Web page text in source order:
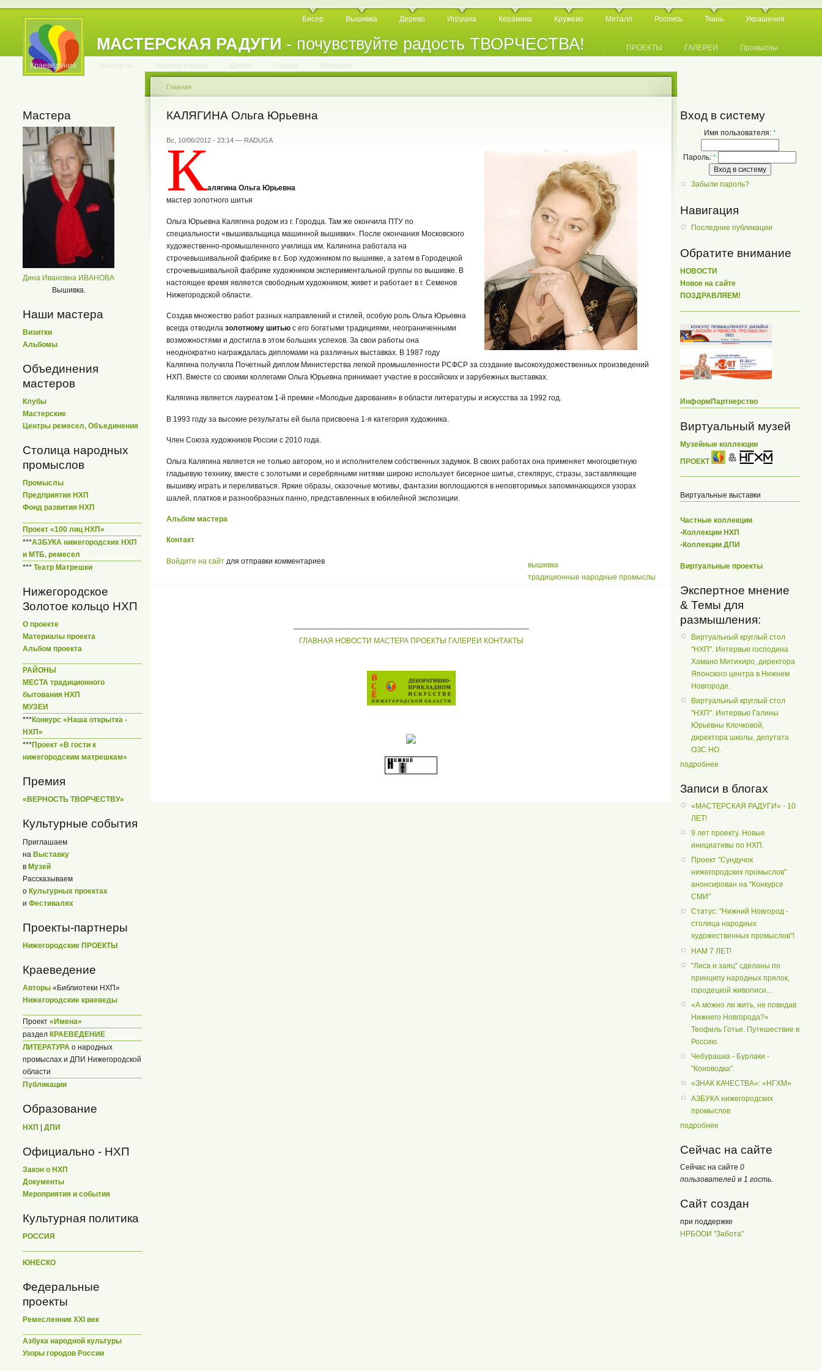
МАСТЕРСКАЯ РАДУГИ - почувствуйте радость ТВОРЧЕСТВА!
Бисер Вышивка Дерево Игрушка Керамика Кружево Металл Роспись Ткань Украшения
. . . . . . . . . . . . . . . . . . . . . . . . . ПРОЕКТЫ ГАЛЕРЕИ Промыслы
Краеведение Эксперты Мастер-классы Добро Радуга Контакты
Мастера
Дина Ивановна ИВАНОВА
Вышивка.
Наши мастера
Визитки
Альбомы
Объединения
мастеров
Клубы
Мастерские
Центры ремесел, Объединения
Столица народных
промыслов
Промыслы
Предприятия НХП
Фонд развития НХП
Проект «100 лиц НХП»
***АЗБУКА нижегородских НХП
и МТБ, ремесел
*** Театр Матрешки
Нижегородское
Золотое кольцо НХП
О проекте
Материалы проекта
Альбом проекта
РАЙОНЫ
МЕСТА традиционного
бытования НХП
МУЗЕИ
***Конкурс «Наша открытка -
НХП»
***Проект «В гости к
нижегородским матрешкам»
Премия
«ВЕРНОСТЬ ТВОРЧЕСТВУ»
Культурные события
Приглашаем
на Выставку
в Музей
Рассказываем
о Культурных проектах
и Фестивалях
Проекты-партнеры
Нижегородские ПРОЕКТЫ
Краеведение
Авторы «Библиотеки НХП»
Нижегородские краеведы
Проект «Имена»
раздел КРАЕВЕДЕНИЕ
ЛИТЕРАТУРА о народных
промыслах и ДПИ Нижегородской
области
Публикации
Образование
НХП | ДПИ
Официально - НХП
Закон о НХП
Документы
Мероприятия и события
Культурная политика
РОССИЯ
ЮНЕСКО
Федеральные
проекты
Ремесленник XXI век
Азбука народной культуры
Узоры городов России
Главная
КАЛЯГИНА Ольга Юрьевна
Вс, 10/06/2012 - 23:14 — RADUGA
Калягина Ольга Юрьевна
мастер золотного шитья
Ольга Юрьевна Калягина родом из г. Городца. Там же окончила ПТУ по
специальности «вышивальщица машинной вышивки». После окончания Московского
художественно-промышленного училища им. Калинина работала на
строчевышивальной фабрике в г. Бор художником по вышивке, а затем в Городецкой
строчевышивальной фабрике художником экспериментальной группы по вышивке. В
настоящее время является свободным художником, живет и работает в г. Семенов
Нижегородской области.
Создав множество работ разных направлений и стилей, особую роль Ольга Юрьевна
всегда отводила золотному шитью с его богатыми традициями, неограниченными
возможностями и достигла в этом больших успехов. За свои работы она
неоднократно награждалась дипломами на различных выставках. В 1987 году
Калягина получила Почетный диплом Министерства легкой промышленности РСФСР за создание высокохудожественных произведений
НХП. Вместе со своими коллегами Ольга Юрьевна принимает участие в российских и зарубежных выставках.
Калягина является лауреатом 1-й премии «Молодые дарования» в области литературы и искусства за 1992 год.
В 1993 году за высокие результаты ей была присвоена 1-я категория художника.
Член Союза художников России с 2010 года.
Ольга Калягина является не только автором, но и исполнителем собственных задумок. В своих работах она применяет многоцветную
гладьевую технику, вместе с золотыми и серебряными нитями широко использует бисерное шитье, стеклярус, стразы, заставляющие
вышивку играть и переливаться. Яркие образы, сказочные мотивы, фантазии воплощаются в неповторимых запоминающихся узорах
шалей, платков и разнообразных панно, представленных в юбилейной экспозиции.
Альбом мастера
Контакт
вышивка
традиционные народные промыслы
Войдите на сайт для отправки комментариев
ГЛАВНАЯ НОВОСТИ МАСТЕРА ПРОЕКТЫ ГАЛЕРЕИ КОНТАКТЫ
Вход в систему
Имя пользователя: *
Пароль: *
Забыли пароль?
Навигация
Последние публикации
Обратите внимание
НОВОСТИ
Новое на сайте
ПОЗДРАВЛЯЕМ!
ИнформПартнерство
Виртуальный музей
Музейные коллекции
ПРОЕКТ
Виртуальные выставки
Частные коллекции
-Коллекции НХП
-Коллекции ДПИ
Виртуальные проекты
Экспертное мнение
& Темы для
размышления:
Виртуальный круглый стол
"НХП". Интервью господина
Хамано Митихиро, директора
Японского центра в Нижнем
Новгороде.
Виртуальный круглый стол
"НХП". Интервью Галины
Юрьевны Клочковой,
директора школы, депутата
ОЗС НО.
подробнее
Записи в блогах
«МАСТЕРСКАЯ РАДУГИ» - 10
ЛЕТ!
9 лет проекту. Новые
инициативы по НХП.
Проект "Сундучок
нижегородских промыслов"
анонсирован на "Конкурсе
СМИ"
Статус: "Нижний Новгород -
столица народных
художественных промыслов"!
НАМ 7 ЛЕТ!
"Лиса и заяц" сделаны по
принципу народных прялок,
городецкой живописи...
«А можно ли жить, не повидав
Нижнего Новгорода?»
Теофиль Готье. Путешествие в
Россию.
Чебурашка - Бурлаки -
"Коноводка".
«ЗНАК КАЧЕСТВА»: «НГХМ»
АЗБУКА нижегородских
промыслов
подробнее
Сейчас на сайте
Сейчас на сайте 0
пользователей и 1 гость
Сайт создан
при поддержке
НРБООИ "Забота"